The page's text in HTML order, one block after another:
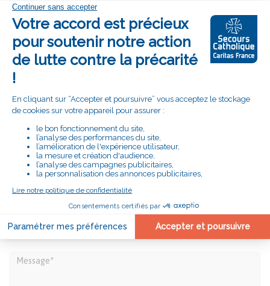
Vous connaissez des difficultés et souhaitez être
accompagné, remplissez ce formulaire et nous vous
réponse à apporter.